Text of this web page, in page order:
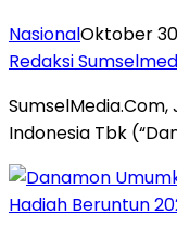
NasionalOktober
Redaksi
Indonesia Tbk